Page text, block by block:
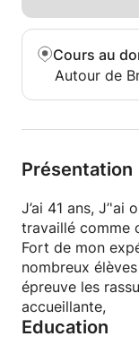
Cours au
Autour de
Présentation
J’ai 41 ans,
travaillé comme
Fort de mon
nombreux
épreuve les
accueillante,
Education